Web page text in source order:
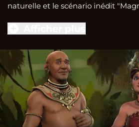
naturelle et le scénario inédit